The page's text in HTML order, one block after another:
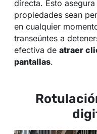
directa. Esto
propiedades sean
en cualquier
transeúntes a
efectiva de atraer
pantallas.